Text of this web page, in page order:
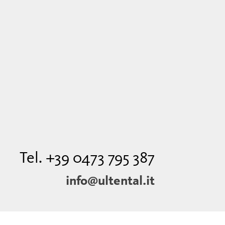
Tel. +39 0473 795 387
info@ultental.it